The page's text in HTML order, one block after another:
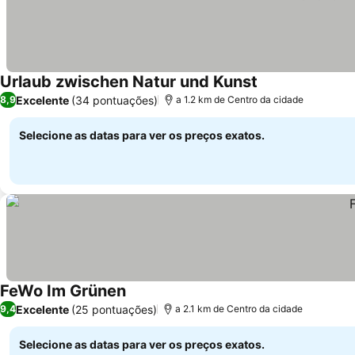
Urlaub zwischen Natur und Kunst
8,9Excelente (34 pontuações) a 1.2 km de Centro da cidade
Selecione as datas para ver os preços exatos.
FeWo Im Grünen
9,4Excelente (25 pontuações) a 2.1 km de Centro da cidade
Selecione as datas para ver os preços exatos.